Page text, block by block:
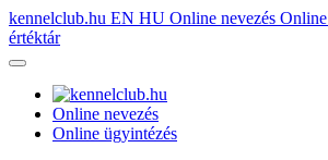
kennelclub.hu EN HU Online nevezés
értéktár
Online nevezés
Online ügyintézés